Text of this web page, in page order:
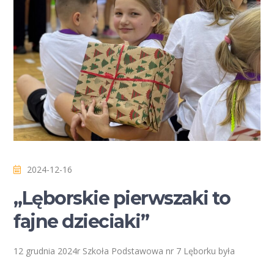
2024-12-16
„Lęborskie pierwszaki to
fajne dzieciaki”
12 grudnia 2024r Szkoła Podstawowa nr 7 Lęborku była